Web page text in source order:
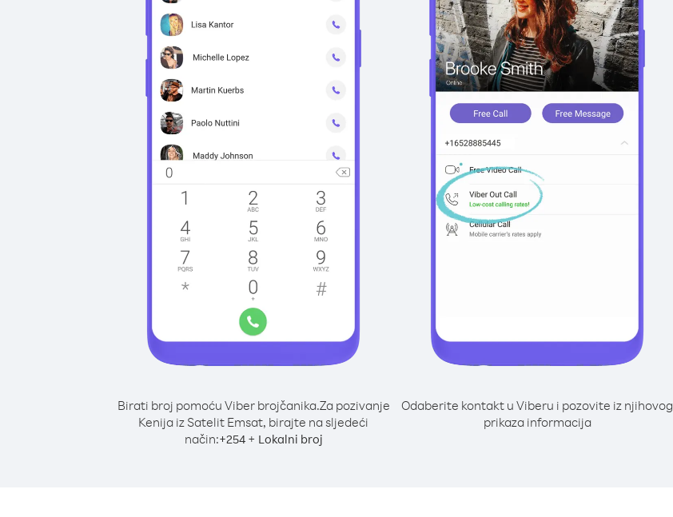
Birati broj pomoću Viber brojčanika.Za pozivanje
Kenija iz Satelit Emsat, birajte na sljedeći
način:+254+ Lokalni broj
Odaberite kontakt u Viberu i pozovite iz njihovog
prikaza informacija